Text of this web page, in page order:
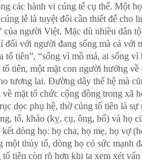
các hành vi cúng tế cụ thể. Một
lễ là tuyệt đối cần thiết để cho
của người Việt. Mặc dù nhiều
đối với người đang sống mà cả
tiên”, “sống vì mồ mả, ai sống
tiên, một mặt con người hướng
tương lai. Đường dây thế hệ mà
mặt tổ chức cộng đồng trong xã
dọc phụ hệ, thờ cúng tổ tiên là
tổ, khảo (kỵ, cụ, ông, bố) và họ
dòng họ: họ cha, họ mẹ, họ vợ
thủy tổ, dòng họ có sức mạnh
tiên còn rõ hơn khi ta xem xét